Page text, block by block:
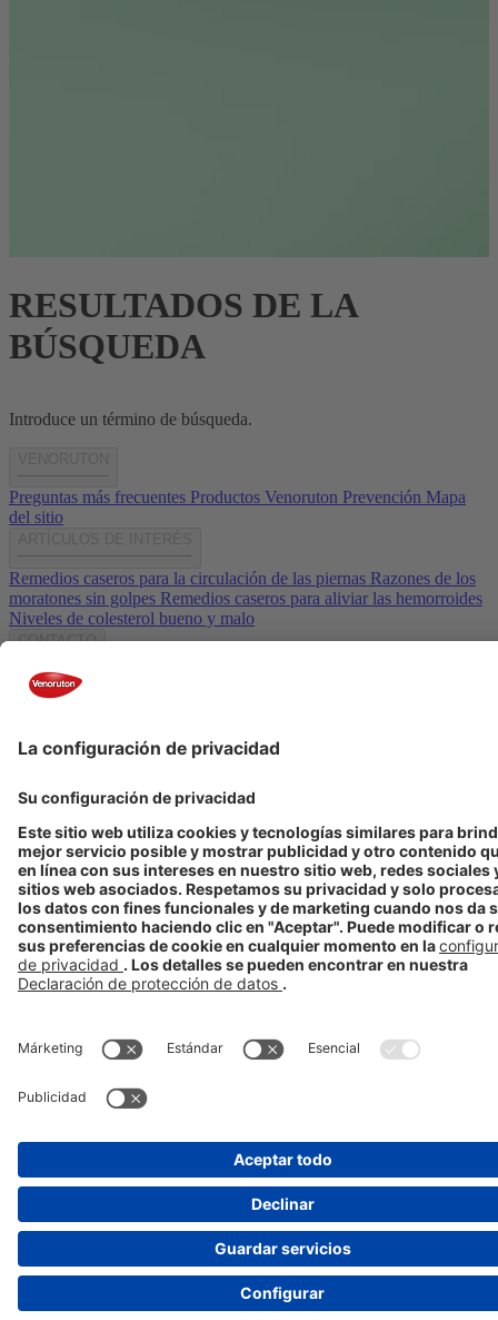
RESULTADOS DE LA
BÚSQUEDA
Introduce un término de búsqueda.
Preguntas más frecuentes Productos Venoruton Prevención Mapa
del sitio
Remedios caseros para la circulación de las piernas Razones de los
moratones sin golpes Remedios caseros para aliviar las hemorroides
Niveles de colesterol bueno y malo
CONTACTO
info@venoruton.es
Politica de privacidad
Política de cookies
Laboratorios Stada Copyright® STADA 2025
Disclaimer
El contenido de esta página web está dirigido exclusivamente para el
público de España.
Aviso de farmacovigilancia: Este canal no ha sido diseñado para la
notificación de efectos adversos. Si presenta un efecto adverso,
consulte con su médico o farmacéutico. Puede notificar efectos
adversos directamente a STADA en el teléfono 93.473.88.89 o en el
emailfarmacovigilancia@stada.eso a la Agencia Española de
www.notificaram.es CHESP/CHVNRTN/0011/16a